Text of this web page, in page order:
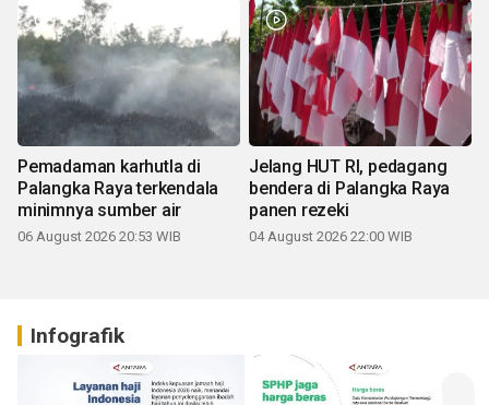
Pemadaman karhutla di
Palangka Raya terkendala
minimnya sumber air
06 August 2026 20:53 WIB
Jelang HUT RI, pedagang
bendera di Palangka Raya
panen rezeki
04 August 2026 22:00 WIB
Infografik